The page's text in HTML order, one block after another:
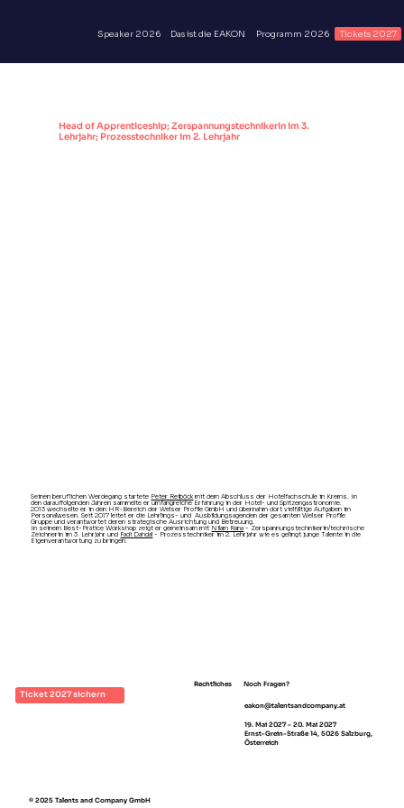
Das ist die EAKON Programm 2026
Speaker 2026 Tickets 2027
Seinen beruflichen Werdegang startete Peter Reiböck mit dem Abschluss der Hotelfachschule in Krems. In
den darauffolgenden Jahren sammelte er umfangreiche Erfahrung in der Hotel- und Spitzengastronomie.
2013 wechselte er in den HR-Bereich der Welser Profile GmbH und übernahm dort vielfältige Aufgaben im
Personalwesen. Seit 2017 leitet er die Lehrlings- und Ausbildungsagenden der gesamten Welser Profile
Gruppe und verantwortet deren strategische Ausrichtung und Betreuung.
In seinem Best-Pratice Workshop zeigt er gemeinsam mit Nilam Rana - Zerspannungstechnikerin/technische
Zeichnerin im 3. Lehrjahr und Fadi Dahdal - Prozesstechniker im 2. Lehrjahr wie es gelingt junge Talente in die
Eigenverantwortung zu bringen.
Head of Apprenticeship; Zerspannungstechnikerin im 3.
Lehrjahr; Prozesstechniker im 2. Lehrjahr
Ticket 2027 sichern
Rechtliches Noch Fragen?
eakon@talentsandcompany.at
19. Mai 2027 – 20. Mai 2027
Ernst-Grein-Straße 14, 5026 Salzburg,
Österreich
© 2025 Talents and Company GmbH